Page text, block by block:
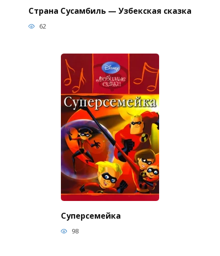
Страна Сусамбиль — Узбекская сказка
62
Суперсемейка
98